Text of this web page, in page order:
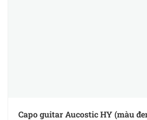
Capo guitar Aucostic HY (màu